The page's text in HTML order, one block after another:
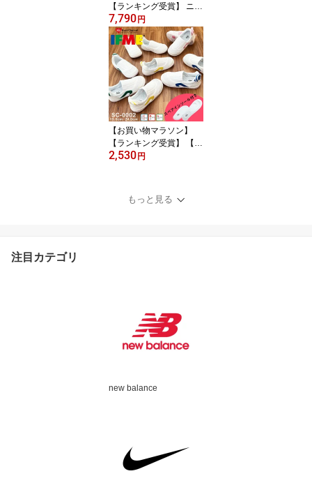
【ランキング受賞】 ニュ
ーバランス スニーカー
メンズ レディース W373
WL373 new balance WI
DTH:B レトロ 細身幅
7,790 円
【お買い物マラソン】
【ランキング受賞】 【全
国送料無料】 子ども 靴
IFME スリッポンタイプ
スペアインソール
2,530 円
もっと見る
注目カテゴリ
new balance